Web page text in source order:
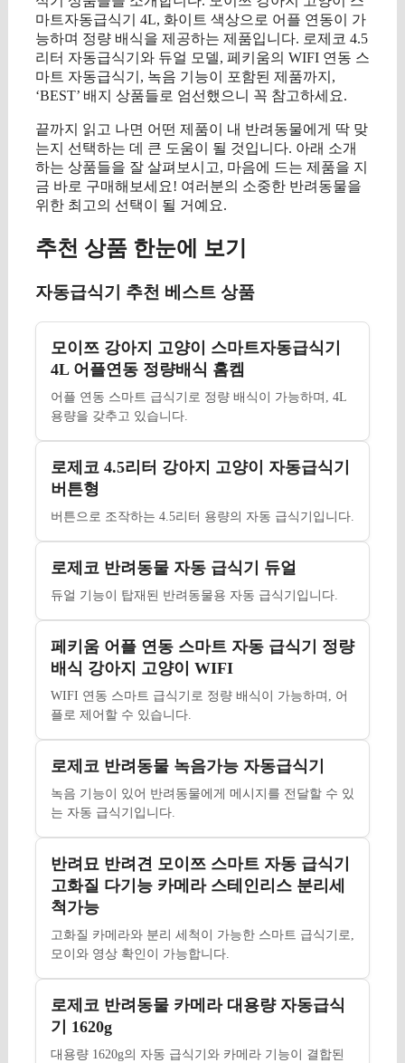
마트자동급식기 4L, 화이트 색상으로 어플 연동이 가
능하며 정량 배식을 제공하는 제품입니다. 로제코 4.5
리터 자동급식기와 듀얼 모델, 페키움의 WIFI 연동 스
마트 자동급식기, 녹음 기능이 포함된 제품까지,
‘BEST’ 배지 상품들로 엄선했으니 꼭 참고하세요.
끝까지 읽고 나면 어떤 제품이 내 반려동물에게 딱 맞
는지 선택하는 데 큰 도움이 될 것입니다. 아래 소개
하는 상품들을 잘 살펴보시고, 마음에 드는 제품을 지
금 바로 구매해보세요! 여러분의 소중한 반려동물을
위한 최고의 선택이 될 거예요.
추천 상품 한눈에 보기
자동급식기 추천 베스트 상품
모이쯔 강아지 고양이 스마트자동급식기
4L 어플연동 정량배식 홈켐
어플 연동 스마트 급식기로 정량 배식이 가능하며, 4L
용량을 갖추고 있습니다.
로제코 4.5리터 강아지 고양이 자동급식기
버튼형
버튼으로 조작하는 4.5리터 용량의 자동 급식기입니다.
로제코 반려동물 자동 급식기 듀얼
듀얼 기능이 탑재된 반려동물용 자동 급식기입니다.
페키움 어플 연동 스마트 자동 급식기 정량
배식 강아지 고양이 WIFI
WIFI 연동 스마트 급식기로 정량 배식이 가능하며, 어
플로 제어할 수 있습니다.
로제코 반려동물 녹음가능 자동급식기
녹음 기능이 있어 반려동물에게 메시지를 전달할 수 있
는 자동 급식기입니다.
반려묘 반려견 모이쯔 스마트 자동 급식기
고화질 다기능 카메라 스테인리스 분리세
척가능
고화질 카메라와 분리 세척이 가능한 스마트 급식기로,
모이와 영상 확인이 가능합니다.
로제코 반려동물 카메라 대용량 자동급식
기 1620g
대용량 1620g의 자동 급식기와 카메라 기능이 결합된